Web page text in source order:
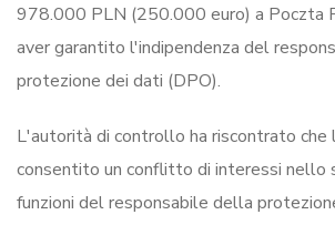
978.000 PLN (250.000 euro) a Poczta
aver garantito l'indipendenza del
protezione dei dati (DPO).
L'autorità di controllo ha riscontrato che
consentito un conflitto di interessi nello
funzioni del responsabile della